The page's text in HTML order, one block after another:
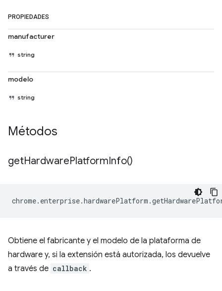
PROPIEDADES
manufacturer
string
modelo
string
Métodos
getHardwarePlatformInfo()
chrome. enterprise.hardwarePlatform .
Obtiene el fabricante y el modelo de la plataforma de
hardware y, si la extensión está autorizada, los devuelve
a través de callback .